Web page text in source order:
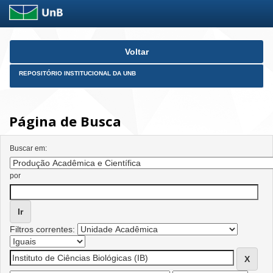
Skip
Voltar
REPOSITÓRIO INSTITUCIONAL DA UNB
Página de Busca
Buscar em:
por
Filtros correntes: